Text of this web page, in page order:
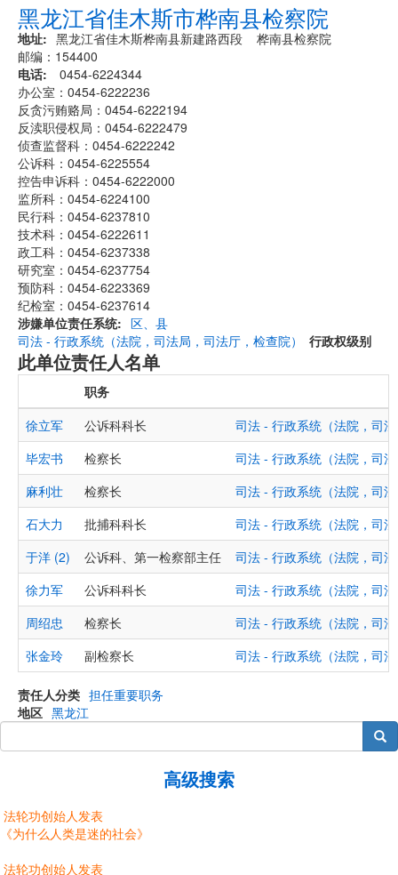
黑龙江省佳木斯市桦南县检察院
地址
黑龙江省佳木斯桦南县新建路西段 桦南县检察院
邮编：154400
电话
0454-6224344
办公室：0454-6222236
反贪污贿赂局：0454-6222194
反渎职侵权局：0454-6222479
侦查监督科：0454-6222242
公诉科：0454-6225554
控告申诉科：0454-6222000
监所科：0454-6224100
民行科：0454-6237810
技术科：0454-6222611
政工科：0454-6237338
研究室：0454-6237754
预防科：0454-6223369
纪检室：0454-6237614
涉嫌单位责任系统
司法 - 行政系统（法院，司法局，司法厅，检查院）
行政权级别
区、县
此单位责任人名单
职务
徐立军
公诉科科长
司法 - 行政系统（法院，司
毕宏书
检察长
司法 - 行政系统（法院，司
麻利壮
检察长
司法 - 行政系统（法院，司
石大力
批捕科科长
司法 - 行政系统（法院，司
于洋 (2)
公诉科、第一检察部主任
司法 - 行政系统（法院，司
徐力军
公诉科科长
司法 - 行政系统（法院，司
周绍忠
检察长
司法 - 行政系统（法院，司
张金玲
副检察长 司法 - 行政系统（法院，司
责任人分类 担任重要职务
地区 黑龙江
搜索
高级搜索
法轮功创始人发表
《为什么人类是迷的社会》
法轮功创始人发表